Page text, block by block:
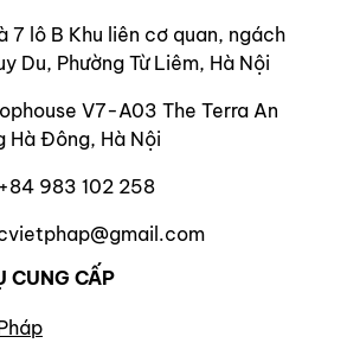
7 lô B Khu liên cơ quan, ngách
Du, Phường Từ Liêm, Hà Nội
V7-A03 The Terra An
Hà Đông, Hà Nội
983 102 258
CUNG CẤP